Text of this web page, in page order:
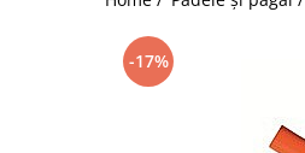
Caiace sit on top
Caiace de competiție-club
-17%